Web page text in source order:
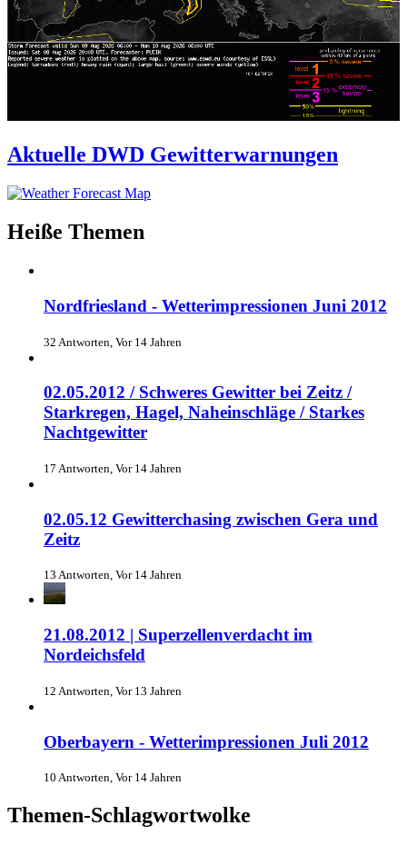
Aktuelle DWD Gewitterwarnungen
Heiße Themen
Nordfriesland - Wetterimpressionen Juni 2012
32 Antworten, Vor 14 Jahren
02.05.2012 / Schweres Gewitter bei Zeitz /
Starkregen, Hagel, Naheinschläge / Starkes
Nachtgewitter
17 Antworten, Vor 14 Jahren
02.05.12 Gewitterchasing zwischen Gera und
Zeitz
13 Antworten, Vor 14 Jahren
21.08.2012 | Superzellenverdacht im
Nordeichsfeld
12 Antworten, Vor 13 Jahren
Oberbayern - Wetterimpressionen Juli 2012
10 Antworten, Vor 14 Jahren
Themen-Schlagwortwolke